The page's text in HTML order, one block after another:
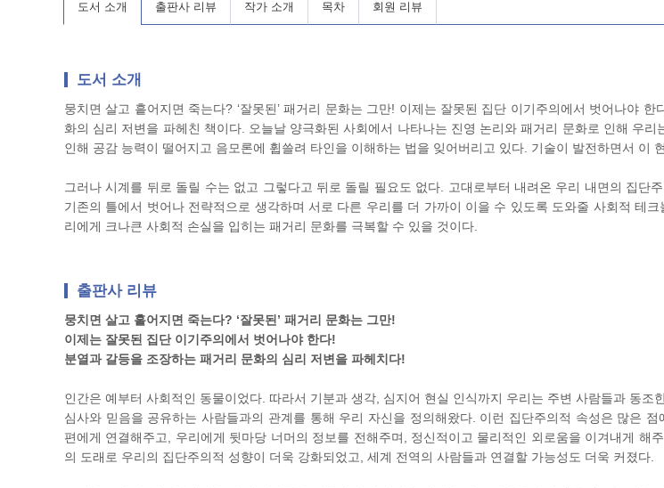
도서 소개 출판사 리뷰 작가 소개 목차 회원 리뷰
도서 소개
뭉치면 살고 흩어지면 죽는다? ‘잘못된’ 패거리 문화는 그만! 이제는 잘못된 집단 이기주의에서 벗어나야
화의 심리 저변을 파헤친 책이다. 오늘날 양극화된 사회에서 나타나는 진영 논리와 패거리 문화로 인해 우리
인해 공감 능력이 떨어지고 음모론에 휩쓸려 타인을 이해하는 법을 잊어버리고 있다. 기술이 발전하면서 이
그러나 시계를 뒤로 돌릴 수는 없고 그렇다고 뒤로 돌릴 필요도 없다. 고대로부터 내려온 우리 내면의 집단
기존의 틀에서 벗어나 전략적으로 생각하며 서로 다른 우리를 더 가까이 이을 수 있도록 도와줄 사회적 테
리에게 크나큰 사회적 손실을 입히는 패거리 문화를 극복할 수 있을 것이다.
출판사 리뷰
뭉치면 살고 흩어지면 죽는다? ‘잘못된’ 패거리 문화는 그만!
이제는 잘못된 집단 이기주의에서 벗어나야 한다!
분열과 갈등을 조장하는 패거리 문화의 심리 저변을 파헤치다!
인간은 예부터 사회적인 동물이었다. 따라서 기분과 생각, 심지어 현실 인식까지 우리는 주변 사람들과 동조
심사와 믿음을 공유하는 사람들과의 관계를 통해 우리 자신을 정의해왔다. 이런 집단주의적 속성은 많은
편에게 연결해주고, 우리에게 뒷마당 너머의 정보를 전해주며, 정신적이고 물리적인 외로움을 이겨내게 해
의 도래로 우리의 집단주의적 성향이 더욱 강화되었고, 세계 전역의 사람들과 연결할 가능성도 더욱 커졌다.